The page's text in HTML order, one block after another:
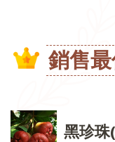
銷售
黑珍